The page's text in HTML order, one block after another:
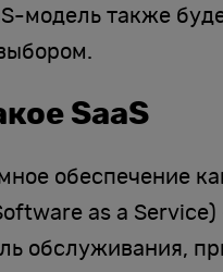
модель также
SaaS
обеспечение
as a Service)
обслуживания,